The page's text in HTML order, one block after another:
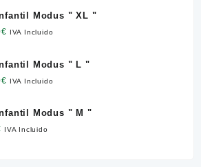
Modus " XL "
€ IVA Incluido
Modus " L "
€ IVA Incluido
Modus " M "
IVA Incluido